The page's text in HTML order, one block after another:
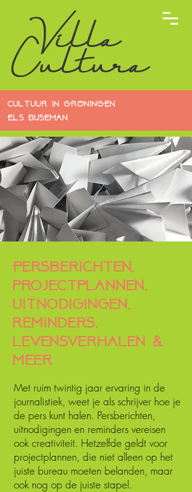
CULTUUR IN GRONINGEN
ELS BUSEMAN
Villa
Cultura
Persberichten,
projectplannen,
uitnodigingen,
reminders,
levensverhalen &
meer
Met ruim twintig jaar ervaring in de
journalistiek, weet je als schrijver hoe je
de pers kunt halen. Persberichten,
uitnodigingen en reminders vereisen
ook creativiteit. Hetzelfde geldt voor
projectplannen, die niet alleen op het
juiste bureau moeten belanden, maar
ook nog op de juiste stapel.